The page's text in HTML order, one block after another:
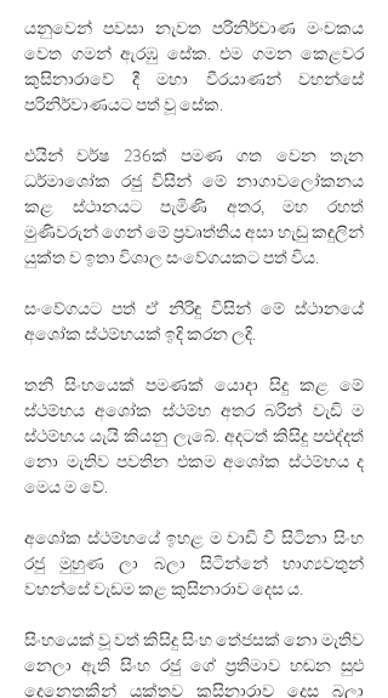
යනුවෙන් පවසා නැවත පරිනිර්වාණ මංචකය
වෙත ගමන් ඇරඹු සේක. එම ගමන කෙළවර
කුසිනාරාවේ දී මහා වීරයාණන් වහන්සේ
පරිනිර්වාණයට පත් වූ සේක.
එයින් වර්ෂ 236ක් පමණ ගත වෙන තැන
ධර්මාශෝක රජු විසින් මේ නාගාවලෝකනය
කළ ස්ථානයට පැමිණි අතර, මහ රහත්
මුණිවරුන් ගෙන් මේ ප්‍රවෘත්තිය අසා හැඬු කඳුලින්
යුක්ත ව ඉතා විශාල සංවේගයකට පත් විය.
සංවේගයට පත් ඒ නිරිඳු විසින් මේ ස්ථානයේ
අශෝක ස්ථම්භයක් ඉදි කරන ලදි.
තනි සිංහයෙක් පමණක් යොදා සිදු කළ මේ
ස්ථම්භය අශෝක ස්ථම්භ අතර බරින් වැඩි ම
ස්ථම්භය යැයි කියනු ලැබේ. අදටත් කිසිදු පළුද්දත්
නො මැතිව පවතින එකම අශෝක ස්ථම්භය ද
මෙය ම වේ.
අශෝක ස්ථම්භයේ ඉහළ ම වාඩි වී සිටිනා සිංහ
රජු මුහුණ ලා බලා සිටින්නේ භාග්‍යවතුන්
වහන්සේ වැඩම කළ කුසිනාරාව දෙස ය.
සිංහයෙක් වූ වත් කිසිදු සිංහ තේජසක් නො මැතිව
නෙලා ඇති සිංහ රජු ගේ ප්‍රතිමාව හඬන සුළු
දෙනෙතකින් යුක්තව කුසිනාරාව දෙස බලා